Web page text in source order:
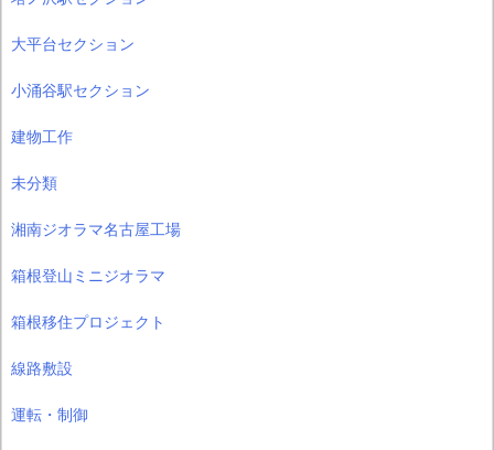
大平台セクション
小涌谷駅セクション
建物工作
未分類
湘南ジオラマ名古屋工場
箱根登山ミニジオラマ
箱根移住プロジェクト
線路敷設
運転・制御